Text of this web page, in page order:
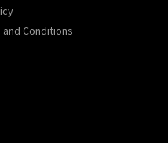
and Conditions